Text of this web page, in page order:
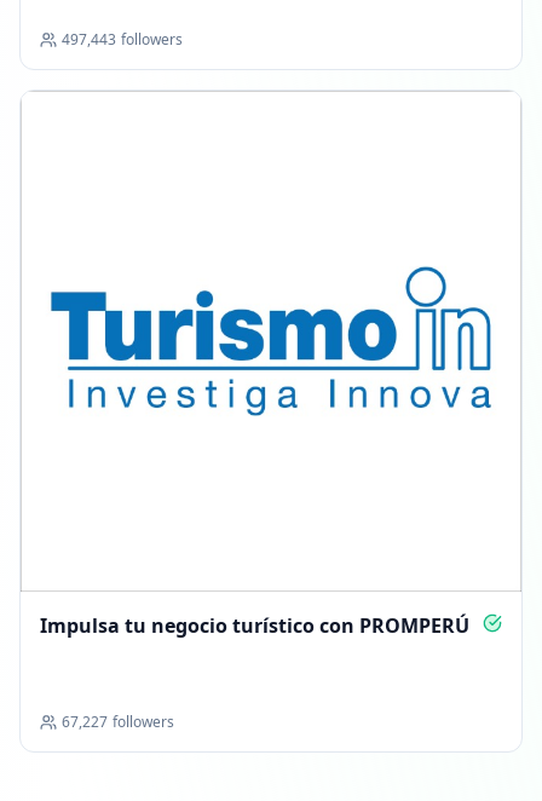
497,443 followers
Impulsa tu negocio turístico con PROMPERÚ
67,227 followers